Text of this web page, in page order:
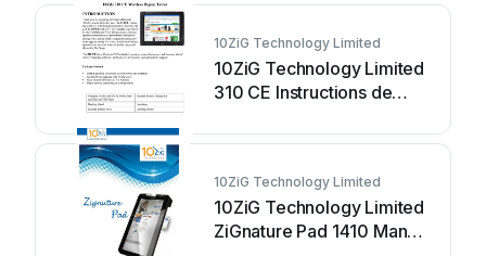
10ZiG Technology Limited
10ZiG Technology Limited
310 CE Instructions de
10ZiG Technology Limited
10ZiG Technology Limited
ZiGnature Pad 1410 Manuel